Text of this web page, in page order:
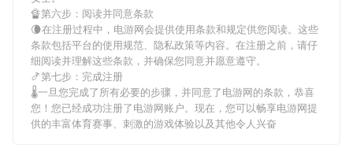
🔏第六步：阅读并同意条款
🌘在注册过程中， 电游网会提供使用条款和规定供您阅读。这些
条款包括平台的使用规范、隐私政策等内容。在注册之前，请仔
细阅读并理解这些条款，并确保您同意并愿意遵守。
🍤第七步：完成注册
🌡一旦您完成了所有必要的步骤，并同意了电游网的条款，恭喜
您！您已经成功注册了电游网账户。现在，您可以畅享电游网提
供的丰富体育赛事、刺激的游戏体验以及其他令人兴奋